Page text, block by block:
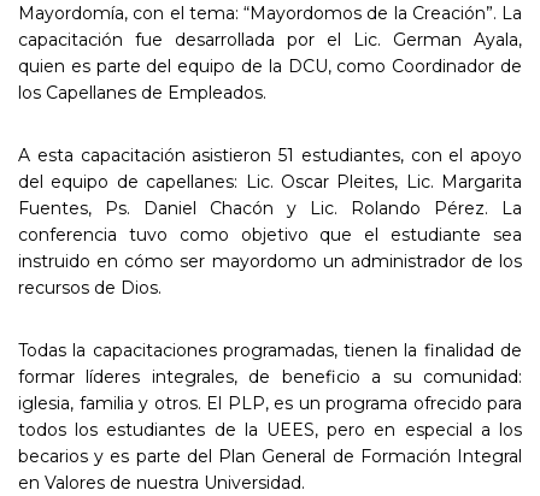
Mayordomía, con el tema: “Mayordomos de la Creación”. La
capacitación fue desarrollada por el Lic. German Ayala,
quien es parte del equipo de la DCU, como Coordinador de
los Capellanes de Empleados.
A esta capacitación asistieron 51 estudiantes, con el apoyo
del equipo de capellanes: Lic. Oscar Pleites, Lic. Margarita
Fuentes, Ps. Daniel Chacón y Lic. Rolando Pérez. La
conferencia tuvo como objetivo que el estudiante sea
instruido en cómo ser mayordomo un administrador de los
recursos de Dios.
Todas la capacitaciones programadas, tienen la finalidad de
formar líderes integrales, de beneficio a su comunidad:
iglesia, familia y otros. El PLP, es un programa ofrecido para
todos los estudiantes de la UEES, pero en especial a los
becarios y es parte del Plan General de Formación Integral
en Valores de nuestra Universidad.